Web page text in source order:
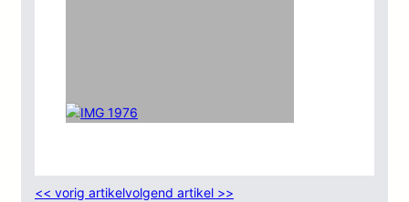
<< vorig artikelvolgend artikel >>